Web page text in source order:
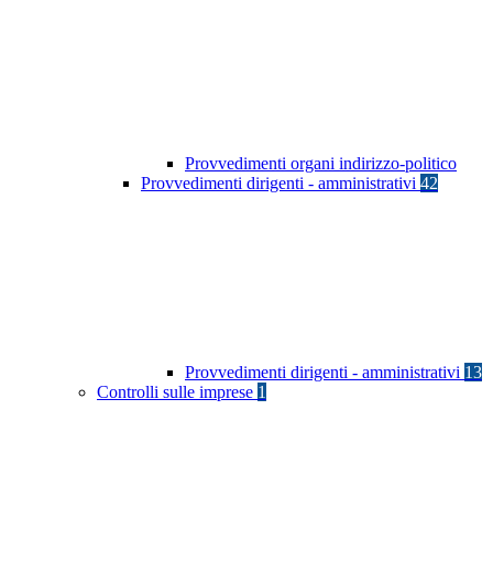
Provvedimenti organi indirizzo-politico
Provvedimenti dirigenti - amministrativi 42
Provvedimenti dirigenti - amministrativi 13
Controlli sulle imprese 1